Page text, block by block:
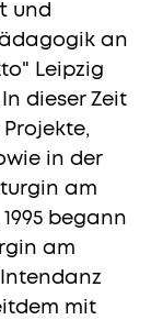
und
an
Leipzig
dieser Zeit
in der
am
begann
am
mit